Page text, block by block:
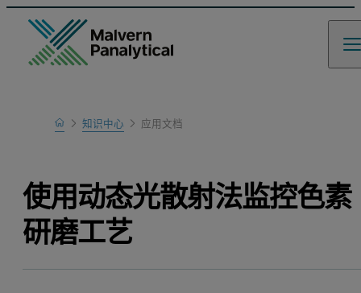
Home
Learn
知识中心 应用文档
使用动态光散射法监控色素
研磨工艺